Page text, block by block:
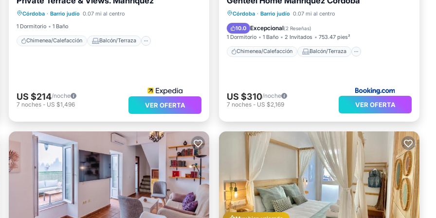
Córdoba · Barrio judío 0.07 mi al centro
1 Dormitorio
1 Baño
Chimenea/Calefacción Balcón/Terraza
Chimenea/Calefacción
Balcón/Terraza
Cocina
Aire acondicionado
US $214/noche
7 noches - US $1,496 VER OFERTA
Córdoba · Barrio judío 0.07 mi al centro
10.0 Excepcional(2 Reseñas)
1 Dormitorio 1 Baño 2 Invitados 753.47 pies²
Chimenea/Calefacción Balcón/Terraza
Chimenea/Calefacción
Aparcamiento
US $310/noche
7 noches - US $2,169 VER OFERTA